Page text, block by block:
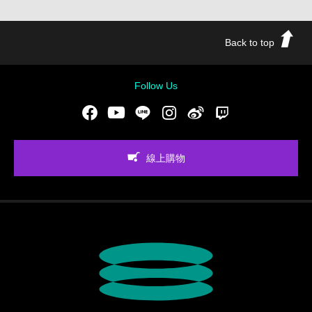
Back to top
Follow Us
FacebookYoutubeLINE Instgram新浪微博
線上購物